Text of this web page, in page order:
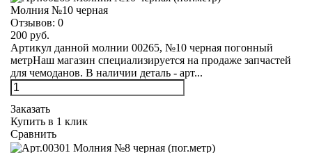
Молния №10 черная
Отзывов: 0
200 руб.
Артикул данной молнии 00265, №10 черная погонный
метрНаш магазин специализируется на продаже запчастей
для чемоданов. В наличии деталь - арт...
Заказать
Купить в 1 клик
Сравнить